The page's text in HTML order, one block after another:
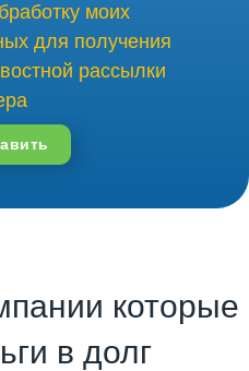
моих
для получения
рассылки
которые
в долг